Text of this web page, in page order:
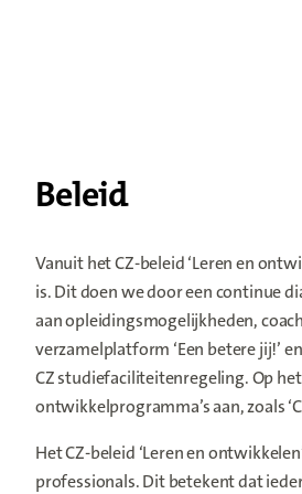
Beleid
Vanuit het CZ-beleid ‘Leren en
is. Dit doen we door een continue
aan opleidingsmogelijkheden,
verzamelplatform ‘Een betere jij!’
CZ studiefaciliteitenregeling. Op
ontwikkelprogramma’s aan, zoals
Het CZ-beleid ‘Leren en
professionals. Dit betekent dat